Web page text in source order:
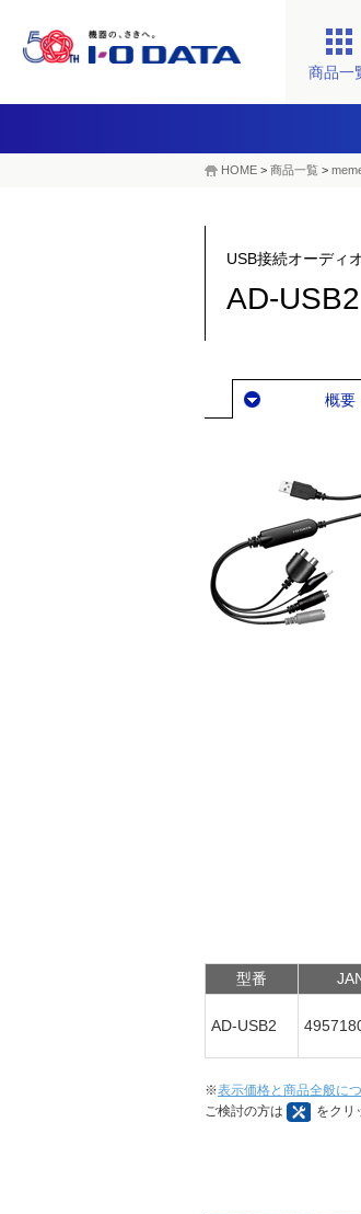
商品一
HOME > 商品一覧 >
USB接続オーディ
AD-USB2
概要
型番
AD-USB2
※表示価格と商品全般に
ご検討の方は
をクリ